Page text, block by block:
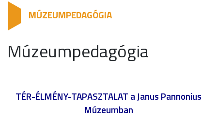
MÚZEUMPEDAGÓGIA
Múzeumpedagógia
TÉR-ÉLMÉNY-TAPASZTALAT a Janus Pannonius
Múzeumban